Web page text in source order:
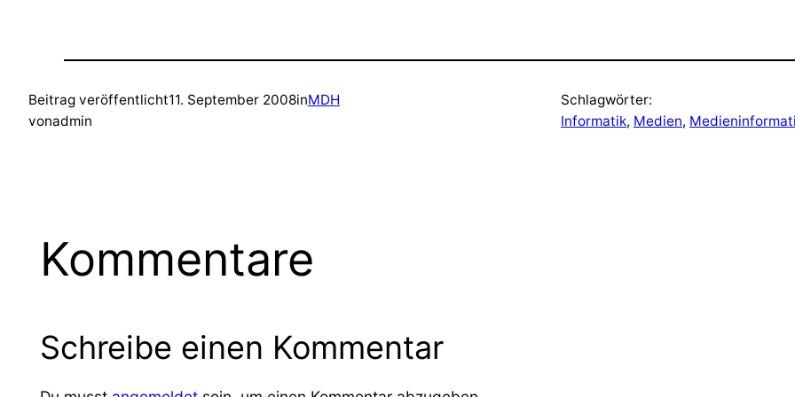
Beitrag veröffentlicht11. September 2008inMDH
vonadmin
Schlagwörter:
Informatik, Medien,
Kommentare
Schreibe einen Kommentar